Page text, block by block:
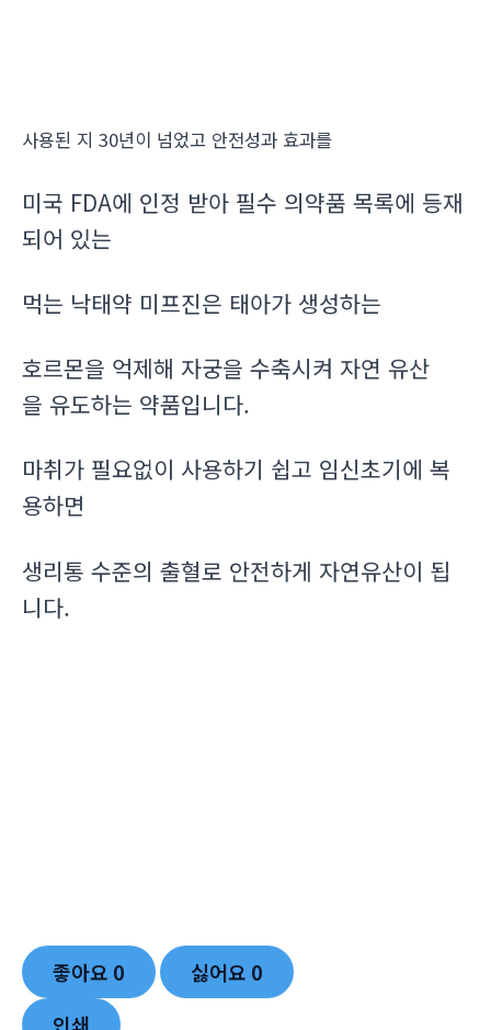
사용된 지 30년이 넘었고 안전성과 효과를
미국 FDA에 인정 받아 필수 의약품 목록에 등재
되어 있는
먹는 낙태약 미프진은 태아가 생성하는
호르몬을 억제해 자궁을 수축시켜 자연 유산
을 유도하는 약품입니다.
마취가 필요없이 사용하기 쉽고 임신초기에 복
용하면
생리통 수준의 출혈로 안전하게 자연유산이 됩
니다.
좋아요 0 싫어요 0